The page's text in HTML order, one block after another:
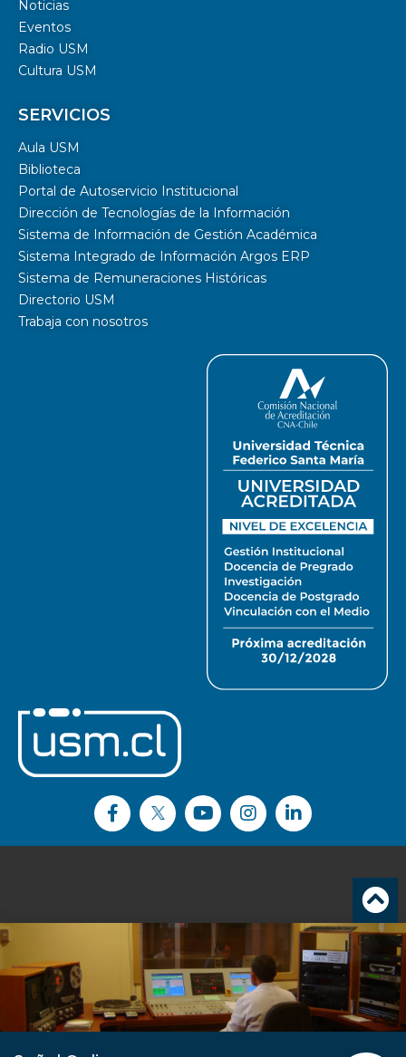
Noticias
Eventos
Radio USM
Cultura USM
SERVICIOS
Aula USM
Biblioteca
Portal de Autoservicio Institucional
Dirección de Tecnologías de la Información
Sistema de Información de Gestión Académica
Sistema Integrado de Información Argos ERP
Sistema de Remuneraciones Históricas
Directorio USM
Trabaja con nosotros